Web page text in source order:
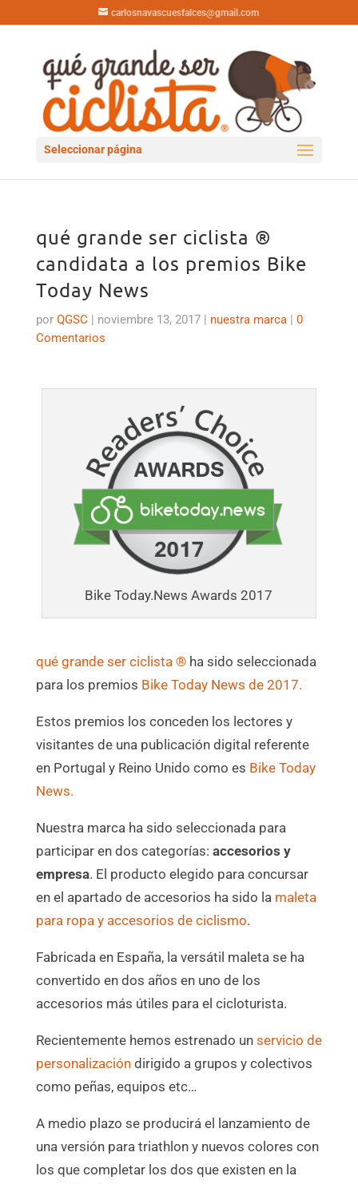
carlosnavascuesfalces@gmail.com
Seleccionar página
qué grande ser ciclista ®
candidata a los premios Bike
Today News
por QGSC | noviembre 13, 2017 | nuestra marca| 0
Comentarios
Bike Today.News Awards 2017
qué grande ser ciclista ®ha sido seleccionada
para los premios Bike Today News de 2017.
Estos premios los conceden los lectores y
visitantes de una publicación digital referente
en Portugal y Reino Unido como es Bike Today
News.
Nuestra marca ha sido seleccionada para
participar en dos categorías: accesorios y
empresa. El producto elegido para concursar
en el apartado de accesorios ha sido la maleta
para ropa y accesorios de ciclismo.
Fabricada en España, la versátil maleta se ha
convertido en dos años en uno de los
accesorios más útiles para el cicloturista.
Recientemente hemos estrenado un servicio de
personalizacióndirigido a grupos y colectivos
como peñas, equipos etc…
A medio plazo se producirá el lanzamiento de
una versión para triathlon y nuevos colores con
los que completar los dos que existen en la